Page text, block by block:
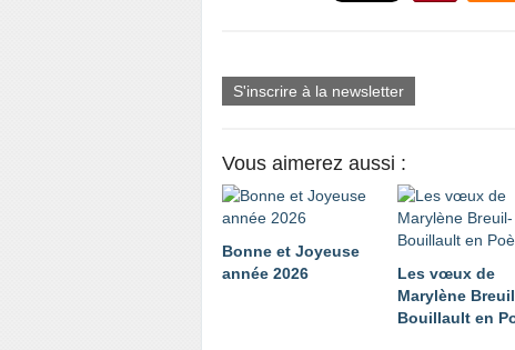
S'inscrire à la newsletter
Vous aimerez aussi :
Bonne et Joyeuse
année 2026
Les vœux de
Marylène
Bouillault en